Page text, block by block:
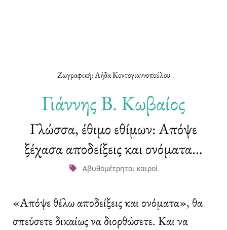
Ζωγραφική: Λήδα Κοντογιαννοπούλου
Γιάννης Β. Κωβαίος
Γλώσσα, έθιμο εθίμων: Απόψε
ξέχασα αποδείξεις και ονόματα…
Αβυθομέτρητοι καιροί
«Απόψε θέλω αποδείξεις και ονόματα», θα
σπεύσετε δικαίως να διορθώσετε. Και να